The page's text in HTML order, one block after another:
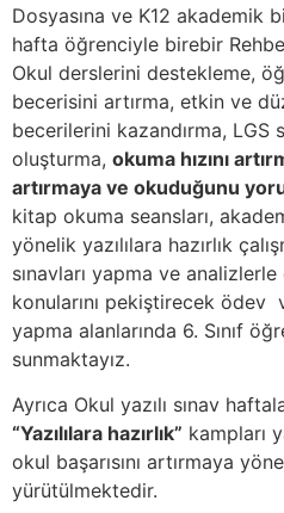
Dosyasına ve K12 akademik
hafta öğrenciyle birebir
Okul derslerini destekleme,
becerisini artırma, etkin ve
becerilerini kazandırma, LGS
oluşturma, okuma hızını
artırmaya ve okuduğunu
kitap okuma seansları,
yönelik yazılılara hazırlık
sınavları yapma ve
konularını pekiştirecek
yapma alanlarında 6. Sınıf
sunmaktayız.
Ayrıca Okul yazılı sınav
“Yazılılara hazırlık” kampları
okul başarısını artırmaya
yürütülmektedir.